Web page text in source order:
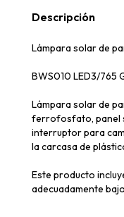
Descripción
Lámpara solar de
BWS010 LED3/765
Lámpara solar de
ferrofosfato, panel
interruptor para
la carcasa de
Este producto
adecuadamente